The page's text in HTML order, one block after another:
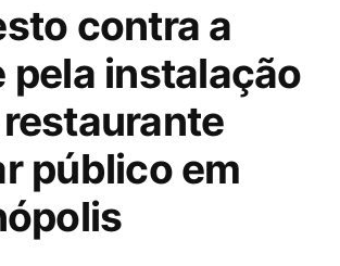
cultivando
os
saberes
tradicionais”
Ciência
Povos:
cultivando
os
saberes
tradicionais
contra a
pela instalação
público em